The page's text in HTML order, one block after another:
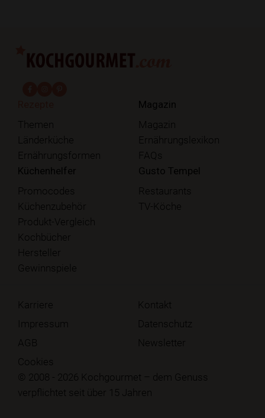
Themen
Länderküche
Ernährungsformen
Magazin
Magazin
Ernährungslexikon
FAQs
Küchenhelfer
Promocodes
Küchenzubehör
Produkt-Vergleich
Kochbücher
Hersteller
Gewinnspiele
Gusto Tempel
Restaurants
TV-Köche
© 2008 - 2026 Kochgourmet – dem Genuss
verpflichtet seit über 15 Jahren
Karriere
Kontakt
Impressum
Datenschutz
AGB
Newsletter
Cookies